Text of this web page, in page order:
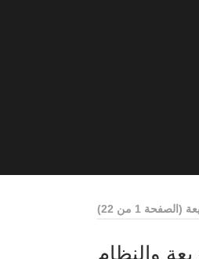
(الصفحة 1 من 22)
والنظام